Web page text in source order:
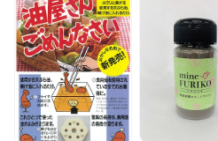
畑の畝表面に散布、またプランタ
布します。
使用量の目安＞
1袋（10㎏）で、100坪～200坪分